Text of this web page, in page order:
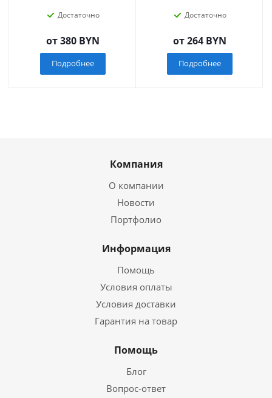
Достаточно
от380 BYN
Подробнее
Достаточно
от264 BYN
Подробнее
Компания
О компании
Новости
Портфолио
Информация
Помощь
Условия оплаты
Условия доставки
Гарантия на товар
Помощь
Блог
Вопрос-ответ